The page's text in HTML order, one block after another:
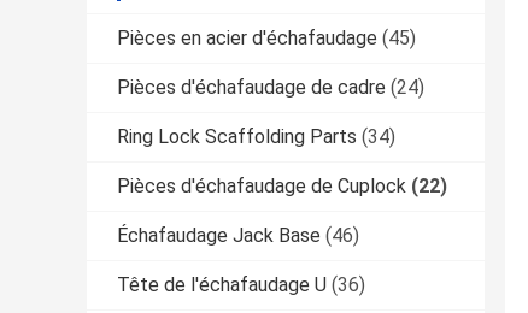
Pièces en acier d'échafaudage (45)
Pièces d'échafaudage de cadre (24)
Ring Lock Scaffolding Parts (34)
Pièces d'échafaudage de Cuplock (22)
Échafaudage Jack Base (46)
Tête de l'échafaudage U (36)